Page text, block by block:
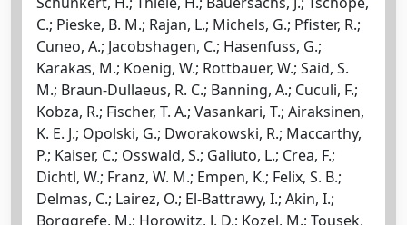
C.; Pieske, B. M.; Rajan, L.; Michels, G.; Pfister, R.;
Cuneo, A.; Jacobshagen, C.; Hasenfuss, G.;
Karakas, M.; Koenig, W.; Rottbauer, W.; Said, S.
M.; Braun-Dullaeus, R. C.; Banning, A.; Cuculi, F.;
Kobza, R.; Fischer, T. A.; Vasankari, T.; Airaksinen,
K. E. J.; Opolski, G.; Dworakowski, R.; Maccarthy,
P.; Kaiser, C.; Osswald, S.; Galiuto, L.; Crea, F.;
Dichtl, W.; Franz, W. M.; Empen, K.; Felix, S. B.;
Delmas, C.; Lairez, O.; El-Battrawy, I.; Akin, I.;
Borggrefe, M.; Horowitz, J. D.; Kozel, M.; Tousek,